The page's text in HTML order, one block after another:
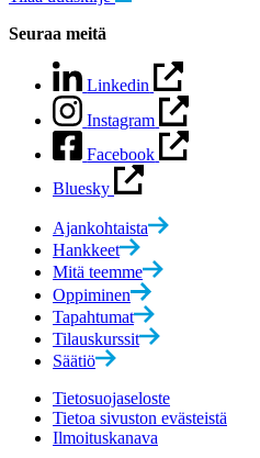
Seuraa meitä
Linkedin
Instagram
Facebook
Bluesky
Ajankohtaista
Hankkeet
Mitä teemme
Oppiminen
Tapahtumat
Tilauskurssit
Säätiö
Tietosuojaseloste
Tietoa sivuston evästeistä
Ilmoituskanava